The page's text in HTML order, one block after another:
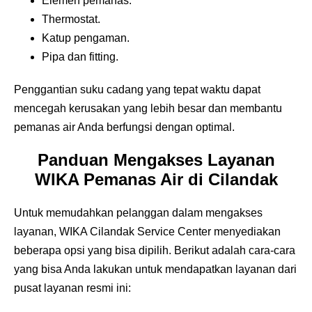
Thermostat.
Katup pengaman.
Pipa dan fitting.
Penggantian suku cadang yang tepat waktu dapat
mencegah kerusakan yang lebih besar dan membantu
pemanas air Anda berfungsi dengan optimal.
Panduan Mengakses Layanan
WIKA Pemanas Air di Cilandak
Untuk memudahkan pelanggan dalam mengakses
layanan, WIKA Cilandak Service Center menyediakan
beberapa opsi yang bisa dipilih. Berikut adalah cara-cara
yang bisa Anda lakukan untuk mendapatkan layanan dari
pusat layanan resmi ini: